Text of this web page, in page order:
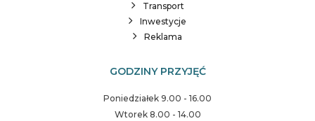
Transport
Inwestycje
Reklama
GODZINY PRZYJĘĆ
Poniedziałek 9.00 - 16.00
Wtorek 8.00 - 14.00